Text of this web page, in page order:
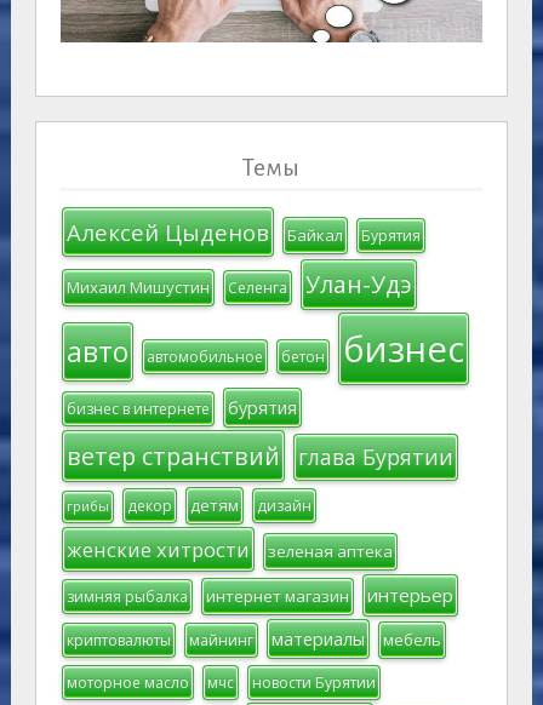
Темы
Алексей Цыденов Байкал Бурятия
Михаил Мишустин Селенга Улан-Удэ
авто автомобильное бетон бизнес
бизнес в интернете бурятия
ветер странствий глава Бурятии
грибы декор детям дизайн
женские хитрости зеленая аптека
зимняя рыбалка интернет магазин интерьер
криптовалюты майнинг материалы мебель
моторное масло мчс новости Бурятии